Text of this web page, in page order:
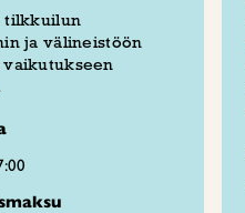
tilkkuilun
ja välineistöön